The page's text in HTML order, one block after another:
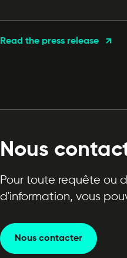
Read the press release
Nous
Pour toute requête ou
d'information, vous
Nous contacter